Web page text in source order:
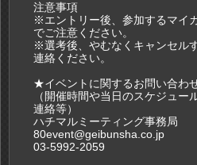
注意事項
※エントリー後、参加するマイ
でご注意ください。
※選考後、やむなくキャンセル
連絡ください。
★イベントに関するお問い合わ
（開催時間や当日のスケジュ
連絡等）
ハチマルミーティング事務局
80event@geibunsha.co.jp
03-5992-2059